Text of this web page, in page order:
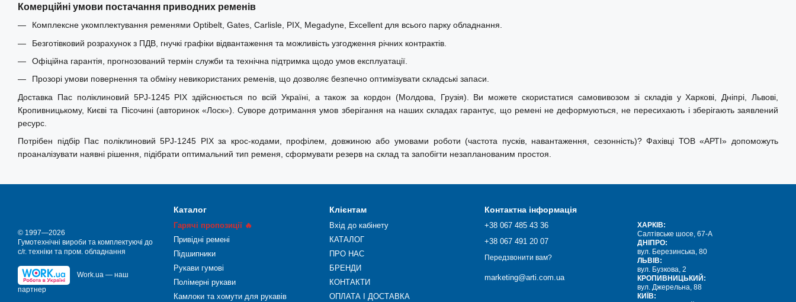
спеціалізується на рішеннях для промисловості, сільського господарства та побутової техніки.
Серія поліклинових ременів PIX X'ceed забезпечує високу ефективність, довговічність та
Комерційні умови постачання приводних ременів
Комплексне укомплектування ременями Optibelt, Gates, Carlisle, PIX, Megadyne, Excellent для всього парку обладнання.
Безготівковий розрахунок з ПДВ, гнучкі графіки відвантаження та можливість узгодження річних контрактів.
Офіційна гарантія, прогнозований термін служби та технічна підтримка щодо умов експлуатації.
Прозорі умови повернення та обміну невикористаних ременів, що дозволяє безпечно оптимізувати складські запаси.
Доставка Пас поліклиновий 5РJ-1245 PIX здійснюється по всій Україні, а також за кордон (Молдова, Грузія). Ви можете скористатися самовивозом зі складів у Харкові, Дніпрі, Львові,
Кропивницькому, Києві та Пісочині (авторинок «Лоск»). Суворе дотримання умов зберігання на наших складах гарантує, що ремені не деформуються, не пересихають і зберігають заявлений
ресурс.
Потрібен підбір Пас поліклиновий 5РJ-1245 PIX за крос-кодами, профілем, довжиною або умовами роботи (частота пусків, навантаження, сезонність)? Фахівці ТОВ «АРТІ» допоможуть
проаналізувати наявні рішення, підібрати оптимальний тип ременя, сформувати резерв на склад та запобігти незапланованим простоя.
© 1997—2026
Гумотехнічні вироби та комплектуючі до
с/г. техніки та пром. обладнання
Work.ua — наш
партнер
Каталог
Гарячі пропозиції 🔥
Привідні ремені
Підшипники
Рукави гумові
Полімерні рукави
Камлоки та хомути для рукавів
Клієнтам
Вхід до кабінету
КАТАЛОГ
ПРО НАС
БРЕНДИ
КОНТАКТИ
ОПЛАТА І ДОСТАВКА
Контактна інформація
+38 067 485 43 36
+38 067 491 20 07
Передзвонити вам?
marketing@arti.com.ua
ХАРКІВ:
Салтівське шосе, 67-А
ДНІПРО:
вул. Березинська, 80
ЛЬВІВ:
вул. Бузкова, 2
КРОПИВНИЦЬКИЙ:
вул. Джерельна, 88
КИЇВ: